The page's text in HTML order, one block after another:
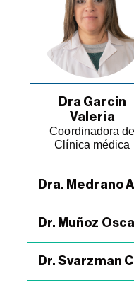
Dra Garcin
Valeria
Coordinadora de
Clínica médica
Dra. Medrano
Dr. Muñoz
Dr. Svarzman